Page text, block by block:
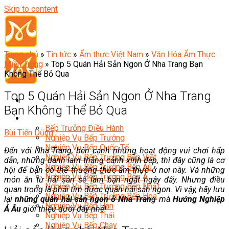
Skip to content
Bếp Trưởng Điều Hành
Nghiệp Vụ Bếp Trưởng
Nghiệp Vụ Bếp Quốc Tế
Nghiệp Vụ Bếp Trưởng Bếp Việt
Nghiệp Vụ Bếp Trưởng Bếp Âu
Nghiệp Vụ Bếp Trưởng Bếp Á
Nghiệp Vụ Bếp Trưởng Bếp Nhật
Nghiệp Vụ Bếp Trưởng Bếp Hoa
Nghiệp Vụ Bếp Hàn
Nghiệp Vụ Bếp Thái
Nghiệp Vụ Bếp Chay
Trang chủ » Tin tức » Ẩm thực Việt Nam » Văn Hóa Ẩm Thực
Miền Trung » Top 5 Quán Hải Sản Ngon Ở Nha Trang Bạn
Không Thể Bỏ Qua
Top 5 Quán Hải Sản Ngon Ở Nha Trang
Bạn Không Thể Bỏ Qua
Bùi Tiến Dũng
Đến với Nha Trang, bên cạnh những hoạt động vui chơi hấp
dẫn, những danh lam thắng cảnh xinh đẹp, thì đây cũng là cơ
hội để bạn có thể thưởng thức ẩm thực ở nơi này. Và những
món ăn từ hải sản sẽ làm bạn ngất ngây đấy. Nhưng điều
quan trọng là phải tìm được quán hải sản ngon. Vì vậy, hãy lưu
lạinhững quán hải sản ngon ở Nha Trang mà Hướng Nghiệp
Á Âu giới thiệu dưới đây nhé!